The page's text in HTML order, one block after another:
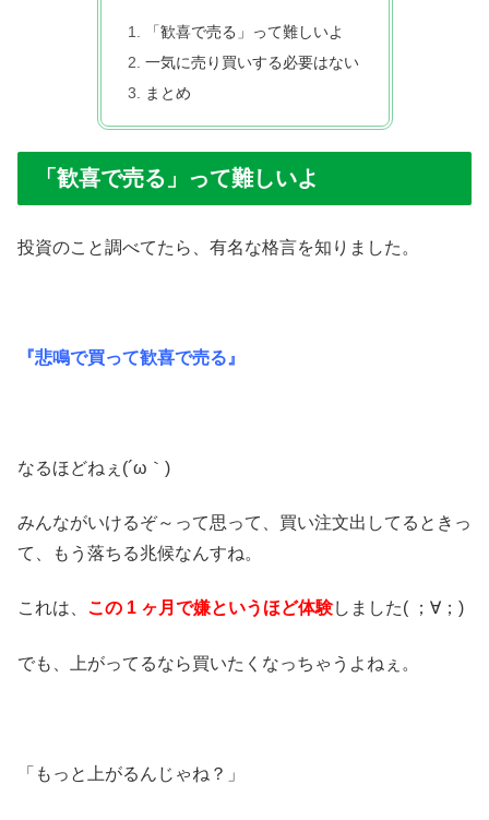
「歓喜で売る」って難しいよ
一気に売り買いする必要はない
まとめ
「歓喜で売る」って難しいよ
投資のこと調べてたら、有名な格言を知りました。
『悲鳴で買って歓喜で売る』
なるほどねぇ(´ω｀)
みんながいけるぞ～って思って、買い注文出してるときっ
て、もう落ちる兆候なんすね。
これは、 この 1 ヶ月で嫌というほど体験しました( ；∀；)
でも、上がってるなら買いたくなっちゃうよねぇ。
「もっと上がるんじゃね？」